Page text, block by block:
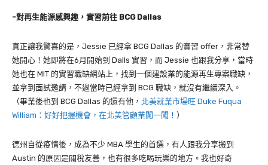
-對再生能源感興趣，實習前往 BCG Dallas
真正讓我驚喜的是，Jessie 已經拿 BCG Dallas 的實習 offer，非常替
她開心！她即將在6月開始到 Dalls 實習，而 Jessie 也跟我分享，當時
她也在 MIT 的實習職缺網站上，找到一個建設業的能源再生專案職缺，
並拿到面試邀請，不過當時已經拿到 BCG 職缺，就沒有繼續深入。
（畢業後也到 BCG Dallas 的還有他， 北美就業市場旺 Duke Fuqua
William：好好把握機會，在北美管顧業闖一闖！ ）
德州自從疫情後，成為不少 MBA 學生的首選，有人跟我分享搬到
Austin 的原因是關稅友善，也有很多吃喝玩樂的地方。我也好奇